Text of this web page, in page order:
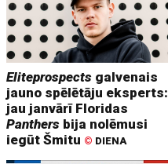
Eliteprospects galvenais
jauno spēlētāju eksperts:
jau janvārī Floridas
Panthers bija nolēmusi
iegūt Šmitu © DIENA